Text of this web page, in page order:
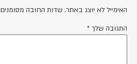
האימייל לא יוצג באתר. שדות החובה מסומנים
התגובה שלך *